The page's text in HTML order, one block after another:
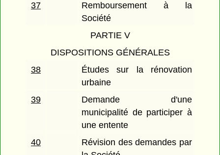
37
Remboursement à la
Société
PARTIE V
DISPOSITIONS GÉNÉRALES
38
Études sur la rénovation
urbaine
39
Demande d'une
municipalité de participer à
une entente
40
Révision des demandes par